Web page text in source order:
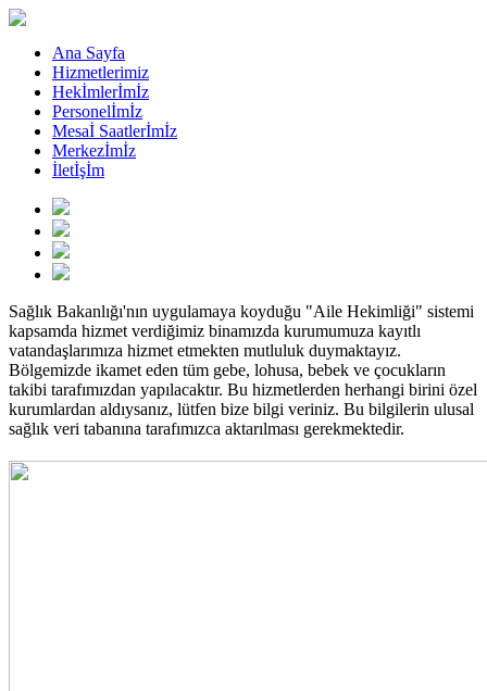
Ana Sayfa
Hizmetlerimiz
Hekİmlerİmİz
Personelİmİz
Mesaİ Saatlerİmİz
Merkezİmİz
İletİşİm
Sağlık Bakanlığı'nın uygulamaya koyduğu "Aile Hekimliği" sistemi
kapsamda hizmet verdiğimiz binamızda kurumumuza kayıtlı
vatandaşlarımıza hizmet etmekten mutluluk duymaktayız.
Bölgemizde ikamet eden tüm gebe, lohusa, bebek ve çocukların
takibi tarafımızdan yapılacaktır. Bu hizmetlerden herhangi birini özel
kurumlardan aldıysanız, lütfen bize bilgi veriniz. Bu bilgilerin ulusal
sağlık veri tabanına tarafımızca aktarılması gerekmektedir.